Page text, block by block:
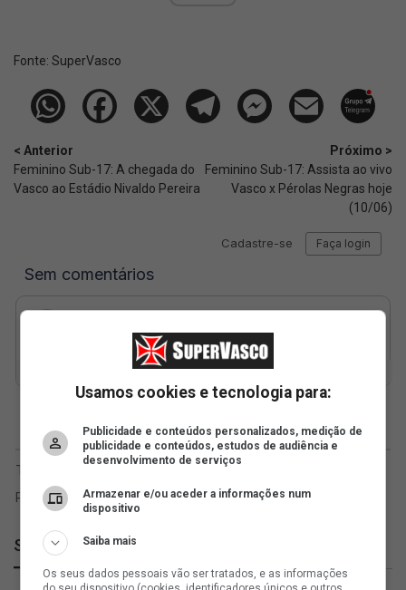
Fonte: SuperVasco‎‎‎‎‎‎
< Anterior
Feminino Sub-17: A chegada do
Vasco ao Estádio Nivaldo Pereira
Próximo >
Feminino Sub-17: Assista ao vivo
Vasco x Pérolas Negras hoje
(10/06)
SuperVasco
Usamos cookies e tecnologia para:
Publicidade e conteúdos personalizados, medição de
publicidade e conteúdos, estudos de audiência e
desenvolvimento de serviços
Armazenar e/ou aceder a informações num
dispositivo
Saiba mais
Os seus dados pessoais vão ser tratados, e as informações